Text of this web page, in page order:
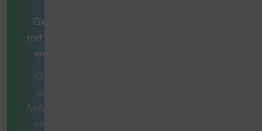
Gesamtlösung
mit
weiterdenken
Ob es sich um
eine konkrete
Anforderung oder
eine komplexe